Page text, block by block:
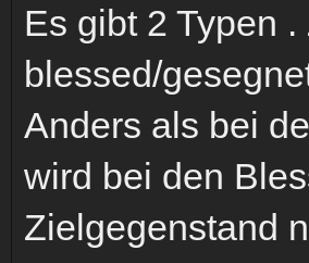
Es gibt 2 Typen
blessed/
Anders als bei
wird bei den
Zielgegenstand